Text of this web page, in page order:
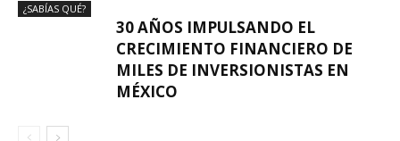
¿SABÍAS QUÉ?
30 AÑOS IMPULSANDO EL
CRECIMIENTO FINANCIERO DE
MILES DE INVERSIONISTAS EN
MÉXICO